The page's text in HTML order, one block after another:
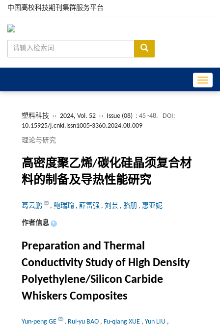
中国高校科技期刊集群服务平台
塑料科技 ›› 2024, Vol. 52 ›› Issue (08) : 45 -48.
DOI:
10.15925/j.cnki.issn1005-3360.2024.08.009
理论与研究
高密度聚乙烯/碳化硅晶须复合材
料的制备及导热性能研究
葛云鹏 , 鲍瑞瑜 , 薛富强 , 刘芸 , 骆朋 , 惠亚妮
作者信息 +
Preparation and Thermal
Conductivity Study of High Density
Polyethylene/Silicon Carbide
Whiskers Composites
Yun-peng GE , Rui-yu BAO , Fu-qiang XUE , Yun LIU ,